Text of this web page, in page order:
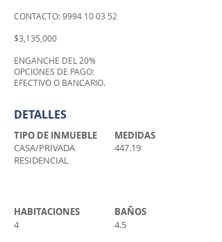
CONTACTO:9994 10 03 52
$3,135,000
ENGANCHE DEL 20%
OPCIONES DE PAGO:
EFECTIVO O BANCARIO.
DETALLES
TIPO DE INMUEBLE
CASA/PRIVADA
RESIDENCIAL
MEDIDAS
447.19
HABITACIONES
4
BAÑOS
4.5